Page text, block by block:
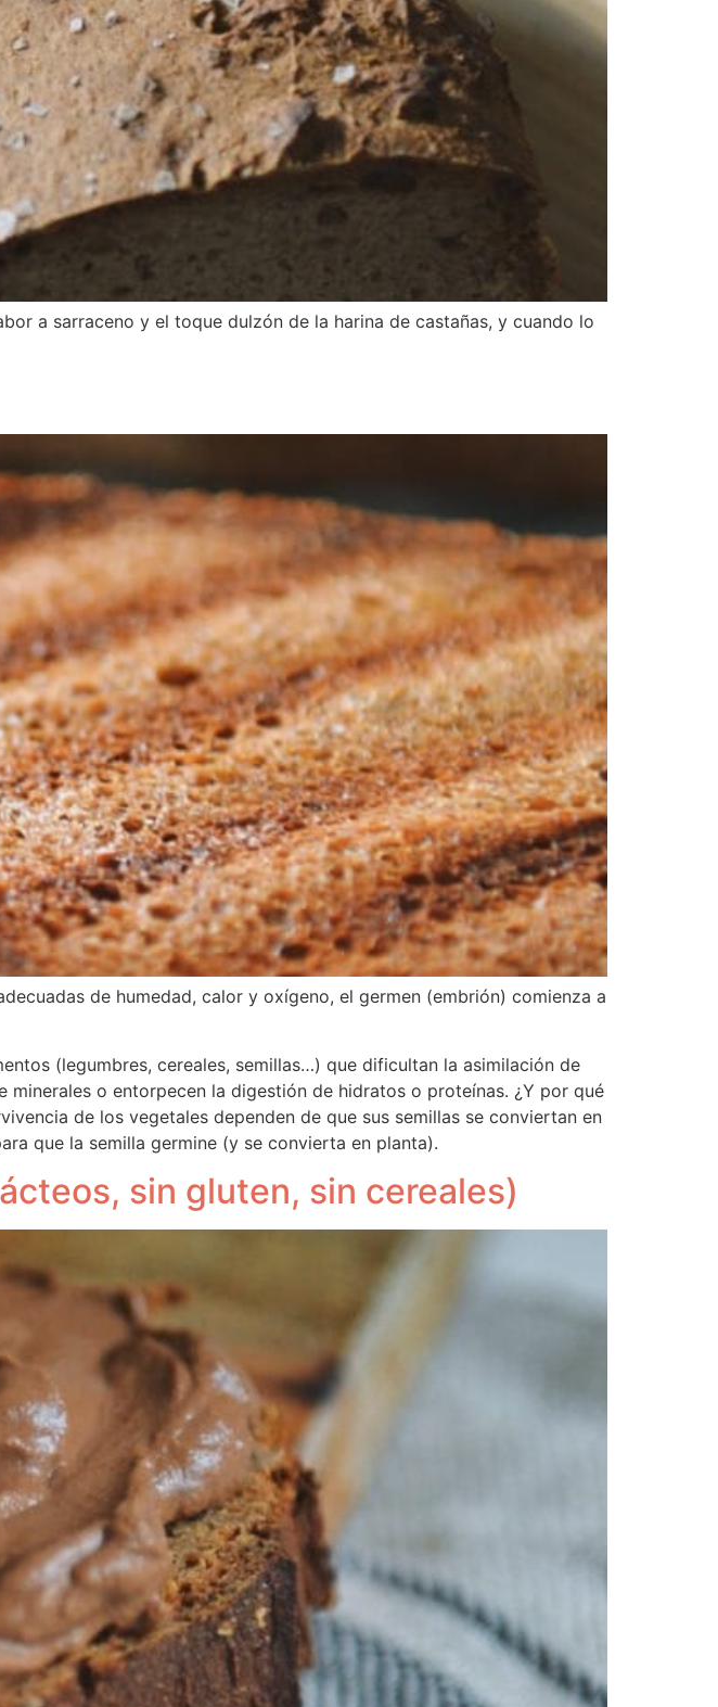
a sarraceno y el toque dulzón de la harina de castañas, y cuando lo
de humedad, calor y oxígeno, el germen (embrión) comienza a
(legumbres, cereales, semillas…) que dificultan la asimilación de
o entorpecen la digestión de hidratos o proteínas. ¿Y por qué
de los vegetales dependen de que sus semillas se conviertan en
que la semilla germine (y se convierta en planta).
sin gluten, sin cereales)